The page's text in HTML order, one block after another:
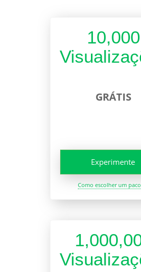
10,000
GRÁTIS
Experimente
Como escolher um